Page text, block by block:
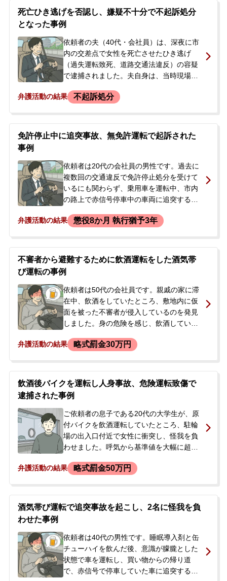
死亡ひき逃げを否認し、嫌疑不十分で不起訴処分
となった事例
依頼者の夫（40代・会社員）は、深夜に市
内の交差点で女性を死亡させたひき逃げ
（過失運転致死、道路交通法違反）の容疑
で逮捕されました。夫自身は、当時現場付
避けて大回りで左折しただけで、人にぶつ
朝、警察が自宅に家宅捜索に訪れ、夫は任
意同行後に逮捕。警察からは、防犯カメラ
ていたことなど、状況証拠が揃っていると
告げられました。逮捕の連絡を受けた妻
が、今後の対応について不安を感じ、当事
務所に電話で相談され、即日依頼となりま
弁護活動の結果 不起訴処分
免許停止中に追突事故、無免許運転で起訴された
事例
依頼者は20代の会社員の男性です。過去に
複数回の交通違反で免許停止処分を受けて
いるにも関わらず、乗用車を運転中、市内
の路上で赤信号停車中の車両に追突する人
け付けた警察官に自ら免許停止中であるこ
交通法違反（無免許運転）の罪で在宅のま
ま起訴され、裁判所から起訴状が届きまし
た。前歴も複数あることから、今後の刑事
処分に大きな不安を抱き、当事務所へ相談
に来られました。
弁護活動の結果 懲役8か月 執行猶予3年
不審者から避難するために飲酒運転をした酒気帯
び運転の事例
依頼者は50代の会社員です。親戚の家に滞
在中、飲酒をしていたところ、敷地内に仮
面を被った不審者が侵入しているのを発見
しました。身の危険を感じ、飲酒している
ためにやむを得ず車を運転しました。避難
気検査では、基準値を上回るアルコールが
検出されました。後日、警察から出頭要請
を受け、今後の刑事処分や会社への影響に
不安を感じ、当事務所へ相談に来られまし
た。依頼者には約20年前に同種の酒気帯び
運転による罰金刑の前歴がありました。
弁護活動の結果 略式罰金30万円
飲酒後バイクを運転し人身事故、危険運転致傷で
逮捕された事例
ご依頼者の息子である20代の大学生が、原
付バイクを飲酒運転していたところ、駐輪
場の出入口付近で女性に衝突し、怪我を負
わせました。呼気から基準値を大幅に超え
致傷の容疑で現行犯逮捕されましたが、翌
たことや将来の就職への影響を懸念したご
両親が、前科を付けずに事件を解決したい
弁護活動の結果 略式罰金50万円
酒気帯び運転で追突事故を起こし、2名に怪我を負
わせた事例
依頼者は40代の男性です。睡眠導入剤と缶
チューハイを飲んだ後、意識が朦朧とした
状態で車を運転し、買い物からの帰り道
で、赤信号で停車していた車に追突する事